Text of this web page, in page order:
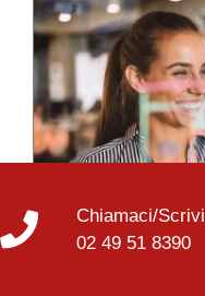
Scopri che cos'è
Chiamaci/
02 49 51 8390